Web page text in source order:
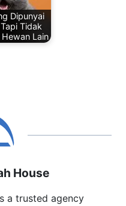
Dipunyai
Tidak
Lain
House
a trusted agency